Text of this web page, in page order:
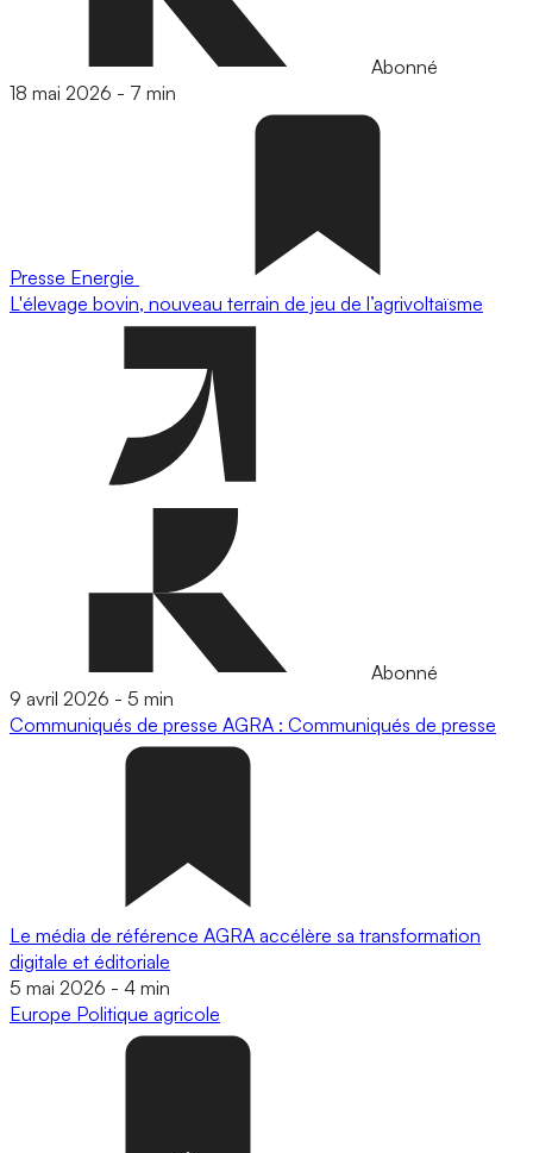
Abonné
18 mai 2026 - 7 min
Presse Energie
L'élevage bovin, nouveau terrain de jeu de l’agrivoltaïsme
Abonné
9 avril 2026 - 5 min
Communiqués de presse AGRA : Communiqués de presse
Le média de référence AGRA accélère sa transformation
digitale et éditoriale
5 mai 2026 - 4 min
Europe Politique agricole